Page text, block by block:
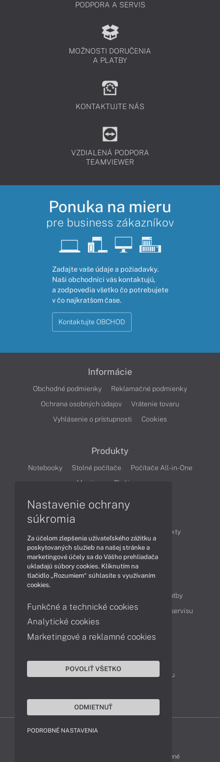
PODPORA A SERVIS
MOŽNOSTI DORUČENIA
A PLATBY
KONTAKTUJTE NÁS
VZDIALENÁ PODPORA
TEAMVIEWER
Ponuka na mieru
pre business zákazníkov
Zadajte vaše údaje a požiadavky.
Naši obchodníci vás kontaktujú,
a zodpovedia všetko čo potrebujete
v čo najkratšom čase.
Kontaktujte OBCHOD
Informácie
Obchodné podmienky
Reklamačné podmienky
Ochrana osobných údajov
Vrátenie tovaru
Vyhlásenie o prístupnosti
Cookies
Produkty
Notebooky Stolné počítače
Počítače All-in-One
Monitory
Tlačiarne
Produkty
Technológie
Videá
Obsah
Možnosti doručenia a platby
Podpora a servis
Servisné služby Cenník servisu
Kontakty
043 4224 771
Obchodné oddelenie
Reklamácia tovaru
HP-SHOP © 2012 - 2026 Všetky práva vyhradené
Nastavenie ochrany
súkromia
Za účelom zlepšenia užívateľského zážitku a
poskytovaných služieb na našej stránke a
marketingové účely sa do Vášho prehliadača
ukladajú súbory cookies. Kliknutím na
tlačidlo „Rozumiem“ súhlasíte s využívaním
cookies.
Funkčné a technické cookies
Analytické cookies
Marketingové a reklamné cookies
POVOLIŤ VŠETKO
ODMIETNUŤ
PODROBNÉ NASTAVENIA